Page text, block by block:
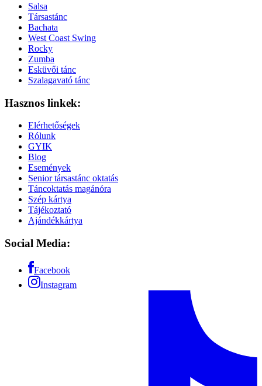
Salsa
Társastánc
Bachata
West Coast Swing
Rocky
Zumba
Esküvői tánc
Szalagavató tánc
Hasznos linkek:
Elérhetőségek
Rólunk
GYIK
Blog
Események
Senior társastánc oktatás
Táncoktatás magánóra
Szép kártya
Tájékoztató
Ajándékkártya
Social Media:
Facebook
Instagram